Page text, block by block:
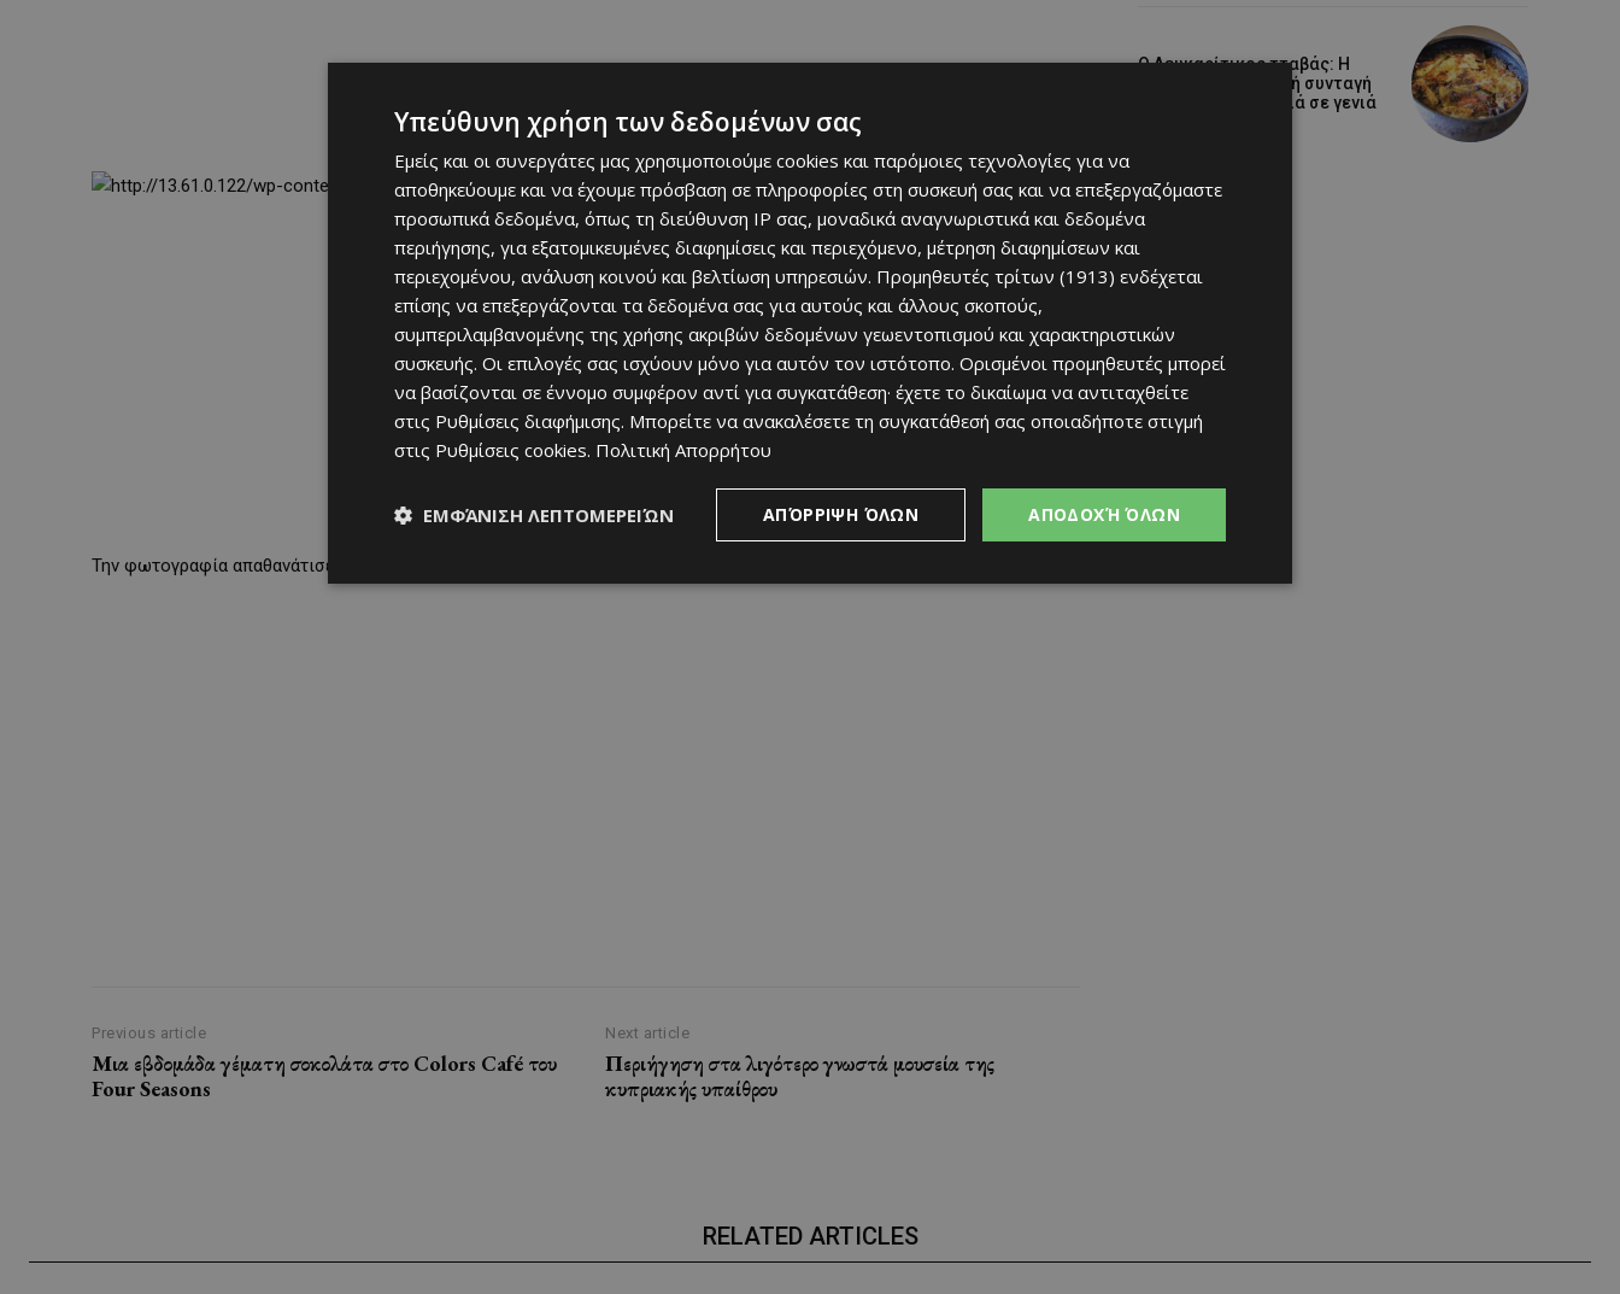
Την φωτογραφία απαθανάτισε ο γνωστός φωτογράφος Ρώμος Κοτσώνης.
Previous article
Μια εβδομάδα γέματη σοκολάτα στο Colors Café του
Four Seasons
Next article
Περιήγηση στα λιγότερο γνωστά μουσεία της
κυπριακής υπαίθρου
Ο Λευκαρίτικος τταβάς: Η
αυθεντική κυπριακή συνταγή
που περνά από γενιά σε γενιά
RELATED ARTICLES
Υπεύθυνη χρήση των δεδομένων σας
Εμείς και οι συνεργάτες μας χρησιμοποιούμε cookies και παρόμοιες τεχνολογίες για να
αποθηκεύουμε και να έχουμε πρόσβαση σε πληροφορίες στη συσκευή σας και να επεξεργαζόμαστε
προσωπικά δεδομένα, όπως τη διεύθυνση IP σας, μοναδικά αναγνωριστικά και δεδομένα
περιήγησης, για εξατομικευμένες διαφημίσεις και περιεχόμενο, μέτρηση διαφημίσεων και
περιεχομένου, ανάλυση κοινού και βελτίωση υπηρεσιών. Προμηθευτές τρίτων (1913) ενδέχεται
επίσης να επεξεργάζονται τα δεδομένα σας για αυτούς και άλλους σκοπούς,
συμπεριλαμβανομένης της χρήσης ακριβών δεδομένων γεωεντοπισμού και χαρακτηριστικών
συσκευής. Οι επιλογές σας ισχύουν μόνο για αυτόν τον ιστότοπο. Ορισμένοι προμηθευτές μπορεί
να βασίζονται σε έννομο συμφέρον αντί για συγκατάθεση· έχετε το δικαίωμα να αντιταχθείτε
στις Ρυθμίσεις διαφήμισης. Μπορείτε να ανακαλέσετε τη συγκατάθεσή σας οποιαδήποτε στιγμή
στις Ρυθμίσεις cookies. Πολιτική Απορρήτου
ΑΠΟΔΟΧΉ ΌΛΩΝ
ΑΠΌΡΡΙΨΗ ΌΛΩΝ
ΕΜΦΆΝΙΣΗ ΛΕΠΤΟΜΕΡΕΙΏΝ